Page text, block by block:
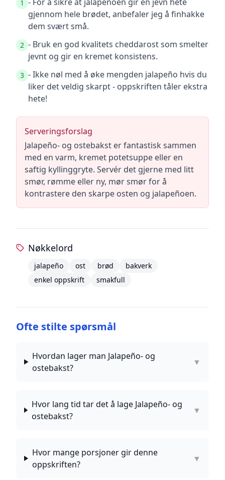
1
gjennom hele brødet, anbefaler jeg å finhakke
dem svært små.
2 - Bruk en god kvalitets cheddarost som smelter
jevnt og gir en kremet konsistens.
3 - Ikke nøl med å øke mengden jalapeño hvis du
liker det veldig skarpt - oppskriften tåler ekstra
hete!
Serveringsforslag
Jalapeño- og ostebakst er fantastisk sammen
med en varm, kremet potetsuppe eller en
saftig kyllinggryte. Servér det gjerne med litt
smør, rømme eller ny, mør smør for å
kontrastere den skarpe osten og jalapeñoen.
Nøkkelord
jalapeño ost brød
bakverk
enkel oppskrift
smakfull
Ofte stilte spørsmål
Hvordan lager man Jalapeño- og
ostebakst?
▼
Hvor lang tid tar det å lage Jalapeño- og
ostebakst?
▼
Hvor mange porsjoner gir denne
oppskriften?
▼